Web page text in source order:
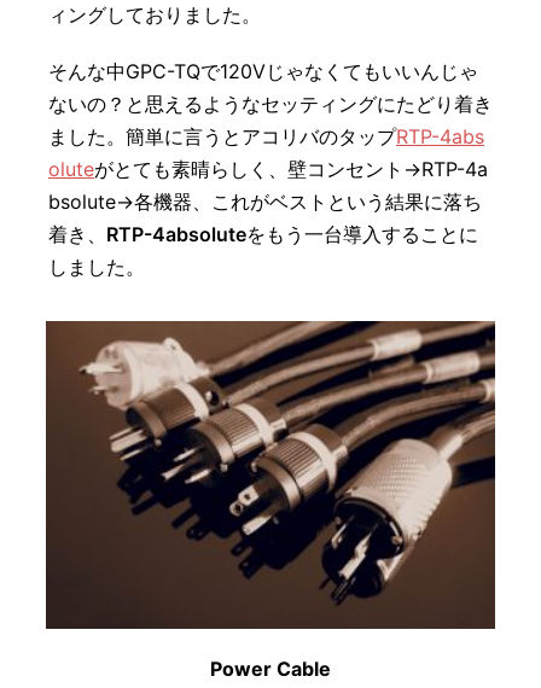
ィングしておりました。
そんな中GPC-TQで120Vじゃなくてもいいんじゃ
ないの？と思えるようなセッティングにたどり着き
ました。簡単に言うとアコリバのタップRTP-4abs
oluteがとても素晴らしく、壁コンセント→RTP-4a
bsolute→各機器、これがベストという結果に落ち
着き、 RTP-4absoluteをもう一台導入することに
しました。
Power Cable